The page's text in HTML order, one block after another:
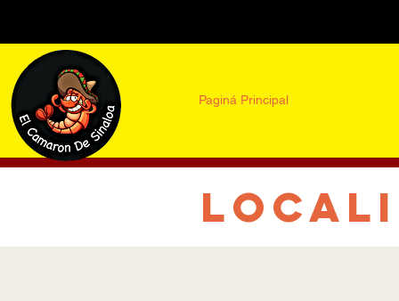
Paginá Principal